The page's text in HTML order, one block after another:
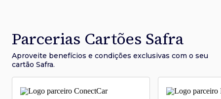
Parcerias Cartões Safra
Aproveite benefícios e condições exclusivas com o seu
cartão Safra.